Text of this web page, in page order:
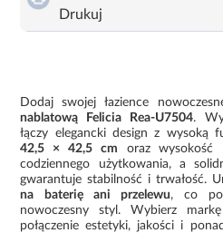
Drukuj
Dodaj swojej łazience
nablatową Felicia Rea-U7504.
łączy elegancki design z wysoką
42,5 × 42,5 cm oraz wysokość
codziennego użytkowania, a
gwarantuje stabilność i trwałość.
na baterię ani przelewu, co
nowoczesny styl. Wybierz
połączenie estetyki, jakości i